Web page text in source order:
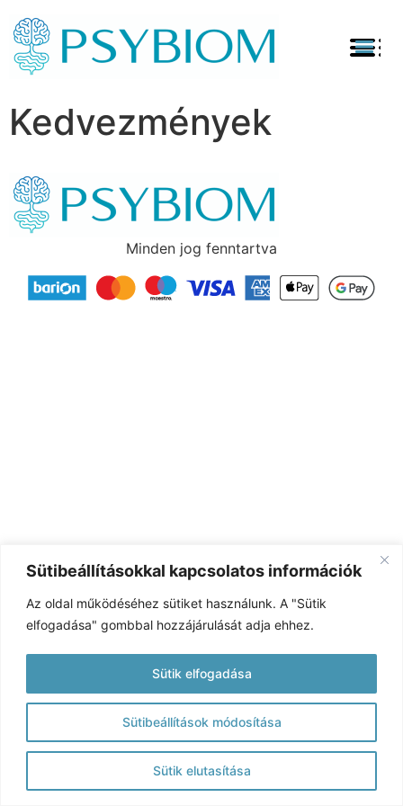
Sütibeállításokkal kapcsolatos információk
Az oldal működéséhez sütiket használunk. A "Sütik
elfogadása" gombbal hozzájárulását adja ehhez.
Sütibeállítások módosítása
Sütik elutasítása
Sütik elfogadása
Kedvezmények
Minden jog fenntartva